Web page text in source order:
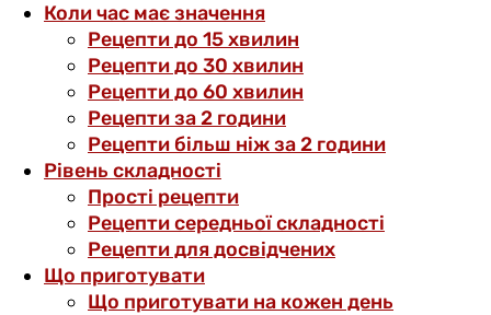
Коли час має значення
Рецепти до 15 хвилин
Рецепти до 30 хвилин
Рецепти до 60 хвилин
Рецепти за 2 години
Рецепти більш ніж за 2 години
Рівень складності
Прості рецепти
Рецепти середньої складності
Рецепти для досвідчених
Що приготувати
Що приготувати на кожен день